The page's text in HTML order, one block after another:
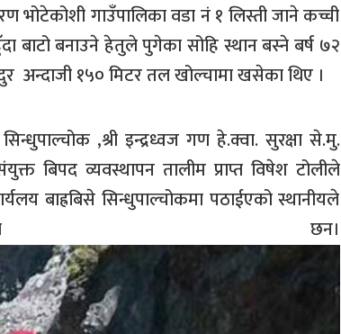
भोटेकोशी गाउँपालिका वडा नं १ लिस्ती जाने कच्ची
बाटो बनाउने हेतुले पुगेका सोहि स्थान बस्ने बर्ष ७२
अ‌न्दाजी १५० मिटर तल खोल्चामा खसेका थिए ।
,श्री इन्द्रध्वज गण हे.क्वा. सुरक्षा से.मु.
बिपद व्यवस्थापन तालीम प्राप्त विषेश टोलीले
बाह्रबिसे सिन्धुपाल्चोकमा पठाईएको स्थानीयले
छन।